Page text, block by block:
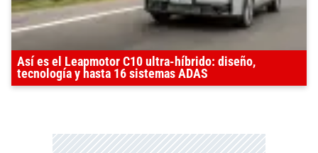
Así es el Leapmotor C10 ultra-híbrido: diseño,
tecnología y hasta 16 sistemas ADAS